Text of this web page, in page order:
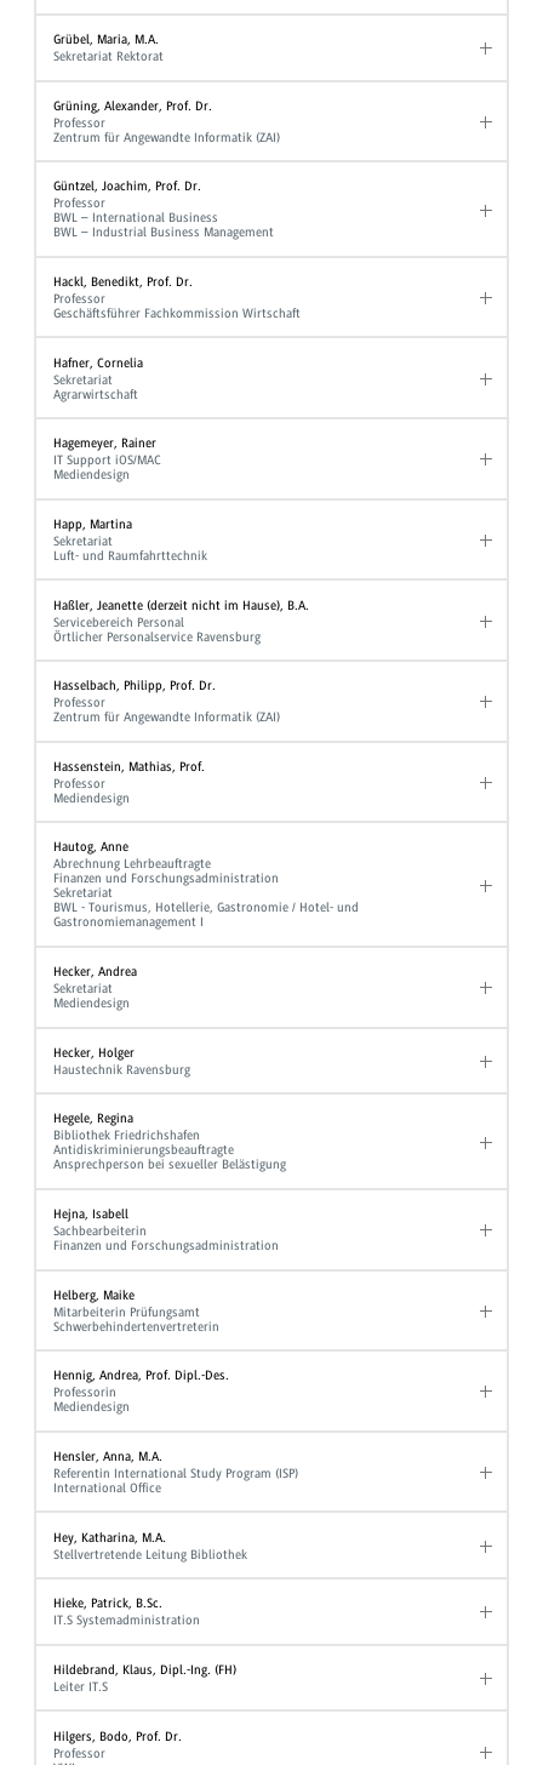
Grübel, Maria, M.A.
Sekretariat Rektorat
Grüning, Alexander, Prof. Dr.
Professor
Zentrum für Angewandte Informatik (ZAI)
Güntzel, Joachim, Prof. Dr.
Professor
BWL – International Business
BWL – Industrial Business Management
Hackl, Benedikt, Prof. Dr.
Professor
Geschäftsführer Fachkommission Wirtschaft
Hafner, Cornelia
Sekretariat
Agrarwirtschaft
Hagemeyer, Rainer
IT Support iOS/MAC
Mediendesign
Happ, Martina
Sekretariat
Luft- und Raumfahrttechnik
Haßler, Jeanette (derzeit nicht im Hause), B.A.
Servicebereich Personal
Örtlicher Personalservice Ravensburg
Hasselbach, Philipp, Prof. Dr.
Professor
Zentrum für Angewandte Informatik (ZAI)
Hassenstein, Mathias, Prof.
Professor
Mediendesign
Hautog, Anne
Abrechnung Lehrbeauftragte
Finanzen und Forschungsadministration
Sekretariat
BWL - Tourismus, Hotellerie, Gastronomie / Hotel- und
Gastronomiemanagement I
Hecker, Andrea
Sekretariat
Mediendesign
Hecker, Holger
Haustechnik Ravensburg
Hegele, Regina
Bibliothek Friedrichshafen
Antidiskriminierungsbeauftragte
Ansprechperson bei sexueller Belästigung
Hejna, Isabell
Sachbearbeiterin
Finanzen und Forschungsadministration
Helberg, Maike
Mitarbeiterin Prüfungsamt
Schwerbehindertenvertreterin
Hennig, Andrea, Prof. Dipl.-Des.
Professorin
Mediendesign
Hensler, Anna, M.A.
Referentin International Study Program (ISP)
International Office
Hey, Katharina, M.A.
Stellvertretende Leitung Bibliothek
Hieke, Patrick, B.Sc.
IT.S Systemadministration
Hildebrand, Klaus, Dipl.-Ing. (FH)
Leiter IT.S
Hilgers, Bodo, Prof. Dr.
Professor